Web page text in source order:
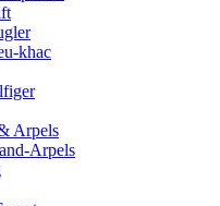
khac
Arpels
Arpels